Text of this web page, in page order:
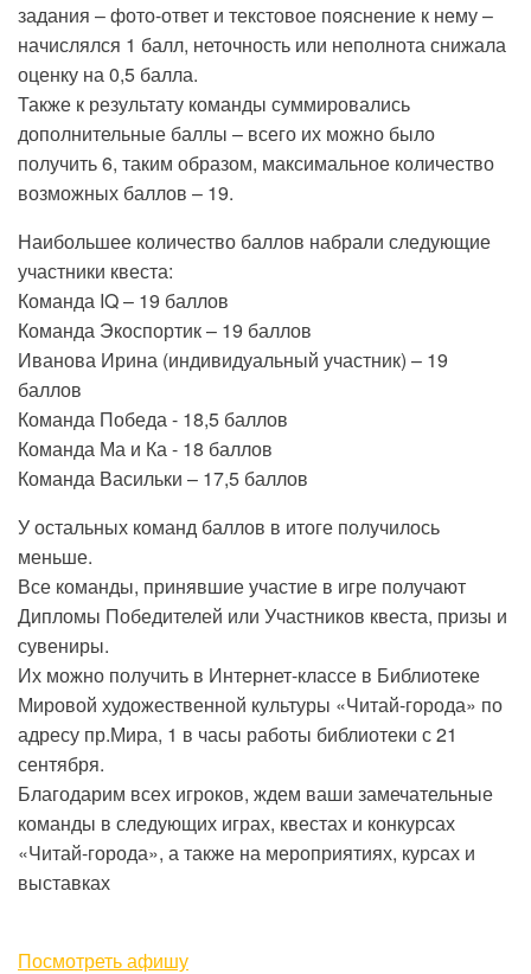
задания – фото-ответ и текстовое пояснение к нему –
начислялся 1 балл, неточность или неполнота снижала
оценку на 0,5 балла.
Также к результату команды суммировались
дополнительные баллы – всего их можно было
получить 6, таким образом, максимальное количество
возможных баллов – 19.
Наибольшее количество баллов набрали следующие
участники квеста:
Команда IQ – 19 баллов
Команда Экоспортик – 19 баллов
Иванова Ирина (индивидуальный участник) – 19
баллов
Команда Победа - 18,5 баллов
Команда Ма и Ка - 18 баллов
Команда Васильки – 17,5 баллов
У остальных команд баллов в итоге получилось
меньше.
Все команды, принявшие участие в игре получают
Дипломы Победителей или Участников квеста, призы и
сувениры.
Их можно получить в Интернет-классе в Библиотеке
Мировой художественной культуры «Читай-города» по
адресу пр.Мира, 1 в часы работы библиотеки с 21
сентября.
Благодарим всех игроков, ждем ваши замечательные
команды в следующих играх, квестах и конкурсах
«Читай-города», а также на мероприятиях, курсах и
выставках
Посмотреть афишу